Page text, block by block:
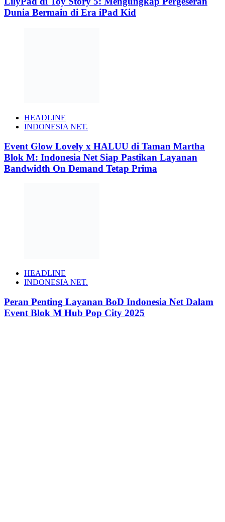
Dunia Bermain di Era iPad Kid
HEADLINE
INDONESIA NET.
Event Glow Lovely x HALUU di Taman Martha
Blok M: Indonesia Net Siap Pastikan Layanan
Bandwidth On Demand Tetap Prima
HEADLINE
INDONESIA NET.
Peran Penting Layanan BoD Indonesia Net Dalam
Event Blok M Hub Pop City 2025